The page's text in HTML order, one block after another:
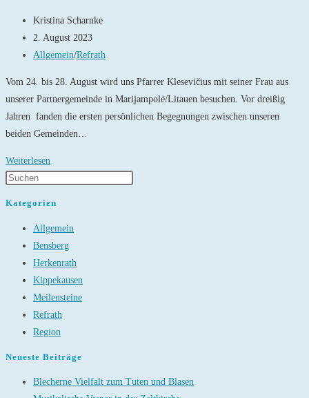
Beitrags-
Autor:
Kristina Scharnke
Beitrag
veröffentlicht:
2. August 2023
Beitrags-
Allgemein/Refrath
Vom 24. bis 28. August wird uns Pfarrer Klesevičius mit seiner Frau aus
unserer Partnergemeinde in Marijampolė/Litauen besuchen. Vor dreißig
Jahren fanden die ersten persönlichen Begegnungen zwischen unseren
beiden Gemeinden…
Weiterlesen
Kategorien
Allgemein
Bensberg
Herkenrath
Kippekausen
Meilensteine
Refrath
Region
Neueste Beiträge
Blecherne Vielfalt zum Tuten und Blasen